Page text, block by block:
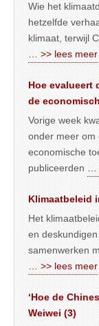
Wie het
hetzelfde
klimaat, terwijl
… >> lees meer
Hoe evalueert
de
Vorige week
onder meer om
economische
publiceerden …
Klimaatbeleid
Het
en
samenwerken
… >> lees meer
‘Hoe de
Weiwei (3)